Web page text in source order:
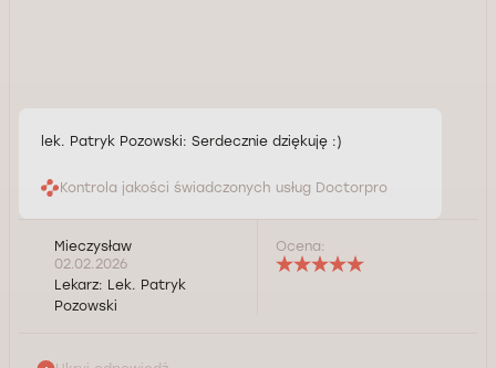
lek. Patryk Pozowski: Serdecznie dziękuję :)
Kontrola jakości świadczonych usług Doctorpro
Mieczysław
02.02.2026
Lekarz: Lek. Patryk
Pozowski
Ocena: